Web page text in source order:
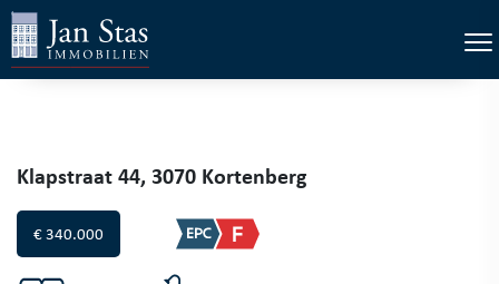
×
Klapstraat 44, 3070 Kortenberg
€ 340.000